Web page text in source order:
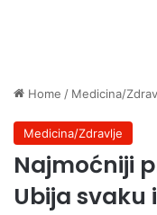
Home / Medicina/
Medicina/Zdravlje
Najmoćniji
Ubija svaku